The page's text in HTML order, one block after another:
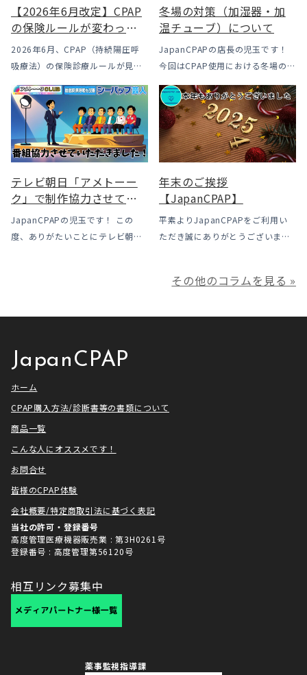
【2026年6月改定】CPAP
の保険ルールが変わった
｜CPAPが使えなくなるか
も？変更のメリット・デ
う選択肢
2026年6月、CPAP（持続陽圧呼
吸療法）の保険診療ルールが見直
ルは下がった一方で、「続ける」
ための条件はこれまでより厳しく
なっています。この記事では、何
がどう変わったのかを患者様の立
場で […]
冬場の対策（加湿器・加
温チューブ）について
JapanCPAPの店長の児玉です！
今回はCPAP使用における冬場のよ
露」についてのお話をさせて頂き
ます。 我々の拠点の北陸はCPAP
使用時に「乾燥・寒さ・結露」が
起こりやすい地域です、その […]
テレビ朝日「アメトーー
ク」で制作協力させてい
ただきました
JapanCPAPの児玉です！ この
度、ありがたいことにテレビ朝日
ク様は長い歴史があり、私も大
年末のご挨拶
【JapanCPAP】
平素よりJapanCPAPをご利用い
ただき誠にありがとうございま
利用いただき本当にありがとうご
満足いただけるサービスを提供さ
その他のコラムを見る »
JapanCPAP
ホーム
CPAP購入方法/診断書等の書類について
商品一覧
こんな人にオススメです！
お問合せ
皆様のCPAP体験
会社概要/特定商取引法に基づく表記
当社の許可・登録番号
高度管理医療機器販売業 : 第3H0261号
登録番号 : 高度管理第56120号
相互リンク募集中
薬事監視指導課